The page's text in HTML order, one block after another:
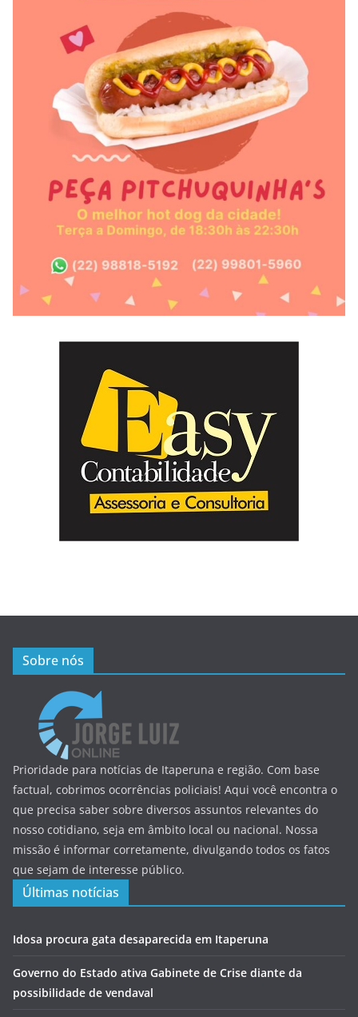
Sobre nós
Prioridade para notícias de Itaperuna e região. Com base
factual, cobrimos ocorrências policiais! Aqui você encontra o
que precisa saber sobre diversos assuntos relevantes do
nosso cotidiano, seja em âmbito local ou nacional. Nossa
missão é informar corretamente, divulgando todos os fatos
que sejam de interesse público.
Últimas notícias
Idosa procura gata desaparecida em Itaperuna
Governo do Estado ativa Gabinete de Crise diante da
possibilidade de vendaval